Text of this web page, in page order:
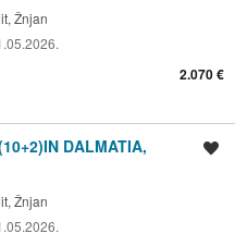
Žnjan
2.070 €
DALMATIA,
Žnjan